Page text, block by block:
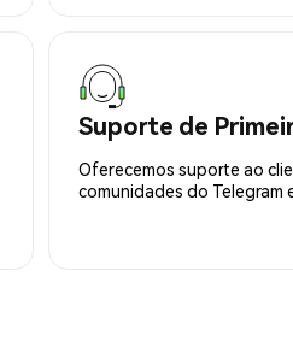
Suporte de
Oferecemos suporte ao
comunidades do